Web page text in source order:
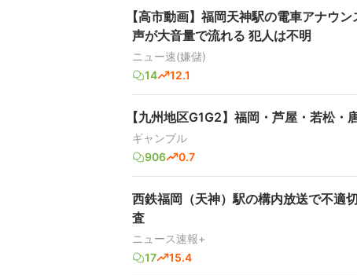
【高市動画】福岡天神駅の電車アナウ
声が大音量で流れる 犯人は不明
ニュー速(嫌儲)
14
12.1
【九州地区G1G2】福岡・芦屋・若松
ギャンブル
906
0.7
西鉄福岡（天神）駅の構内放送で不
査
ニュース速報+
17
15.4